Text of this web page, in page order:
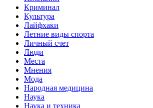
Криминал
Культура
Лайфхаки
Летние виды спорта
Личный счет
Люди
Места
Мнения
Мода
Народная медицина
Наука
Наука и техника